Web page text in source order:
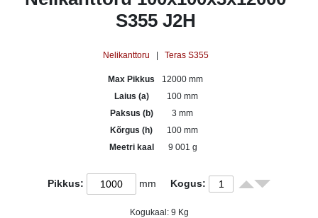
S355 J2H
Nelikanttoru Teras S355
Max Pikkus
12000 mm
Laius (a)
100 mm
Paksus (b)
3 mm
Kõrgus (h)
100 mm
Meetri kaal
9 001 g
Pikkus: mm Kogus:
Kogukaal: 9 Kg